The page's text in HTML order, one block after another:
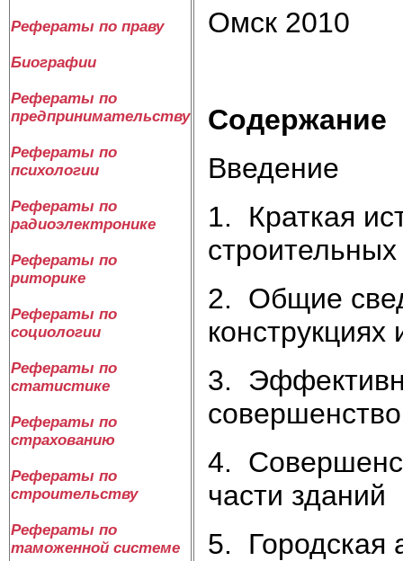
Рефераты по праву
Биографии
Рефераты по
предпринимательству
Рефераты по
психологии
Рефераты по
радиоэлектронике
Рефераты по
риторике
Рефераты по
социологии
Рефераты по
статистике
Рефераты по
страхованию
Рефераты по
строительству
Рефераты по
таможенной системе
Омск 2010
Содержание
Введение
1. Краткая
2. Общие
3.
4.
части зданий
5. Городская